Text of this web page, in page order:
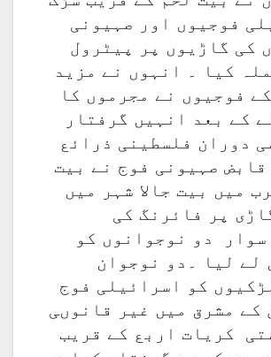
فوجیوں اور صہیونی
کی گاڑیوں پر پیٹرول
کیا ۔ انہوں نے مزید
فوجیوں نے مجرموں کا
کے بعد انہیں گرفتار
دوران فلسطینی ذرائع
قابض صہیونی فوج نے بیت
میں بیت جالا شہر میں
پر فائرنگ کی
سوار دو نوجوانوں کو
لے لیا ۔دو نوجوان
کو اسرائیلی فوج
کے مشرق میں غیر قانوںی
کریات اربع کے قریب